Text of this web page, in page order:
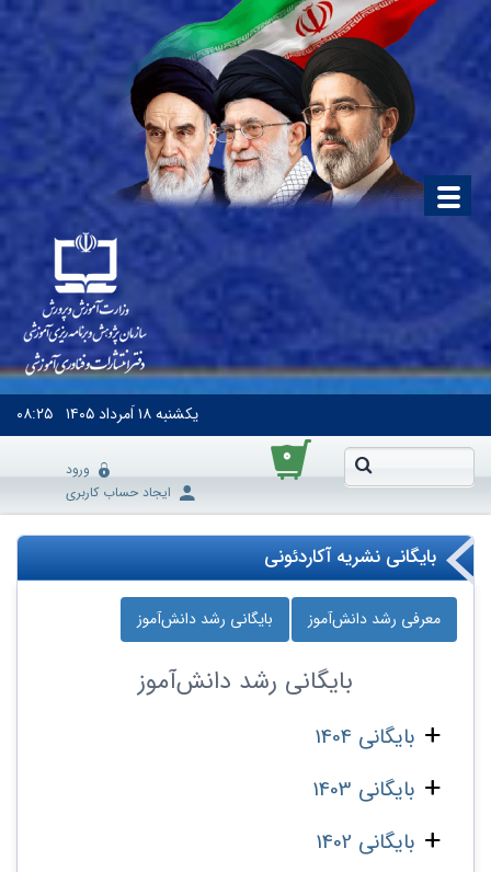
یکشنبه۱۸ اَمرداد ۱۴۰۵ ۰۸:۲۵
۰
ورود
ایجاد حساب کاربری
بایگانی نشریه آکاردئونی
معرفی رشد دانش‌آموز بایگانی رشد دانش‌آموز
بایگانی رشد دانش‌آموز
بایگانی 1404
بایگانی 1403
بایگانی 1402